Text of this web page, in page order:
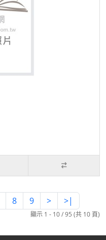
8 9 > >|
顯示 1 - 10 / 95 (共 10 頁)